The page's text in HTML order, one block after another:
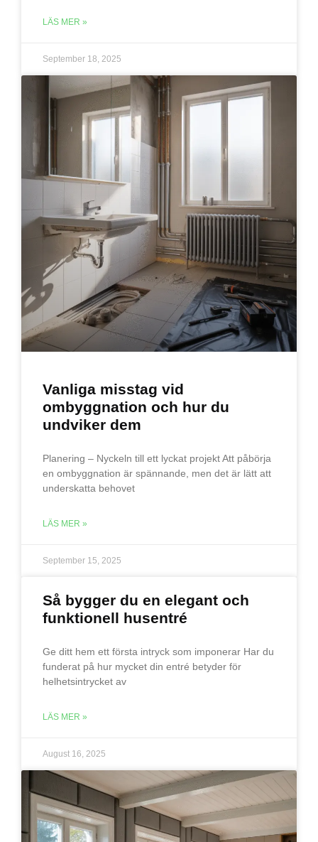
LÄS MER »
September 18, 2025
Vanliga misstag vid
ombyggnation och hur du
undviker dem
Planering – Nyckeln till ett lyckat projekt Att påbörja
en ombyggnation är spännande, men det är lätt att
underskatta behovet
LÄS MER »
September 15, 2025
Så bygger du en elegant och
funktionell husentré
Ge ditt hem ett första intryck som imponerar Har du
funderat på hur mycket din entré betyder för
helhetsintrycket av
LÄS MER »
August 16, 2025